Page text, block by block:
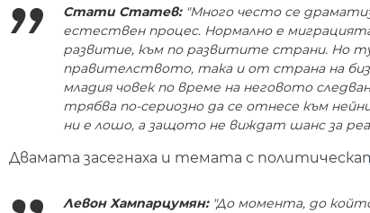
Стати Статев:"Много често се
естествен процес. Нормално е
развитие, към по развитите страни. Но
правителството, така и от страна на
младия човек по време на неговото
трябва по-сериозно да се отнесе към
ни е лошо, а защото не виждат шанс за
Двамата засегнаха и темата с
Левон Хампарцумян:"До момента, до